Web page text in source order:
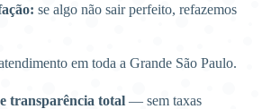
se algo não sair perfeito, refazemos
em toda a Grande São Paulo.
transparência total — sem taxas